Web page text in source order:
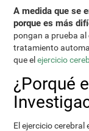
A medida que se
porque es más
pongan a prueba al
tratamiento
que elejercicio
¿Porqué
El ejercicio cerebral